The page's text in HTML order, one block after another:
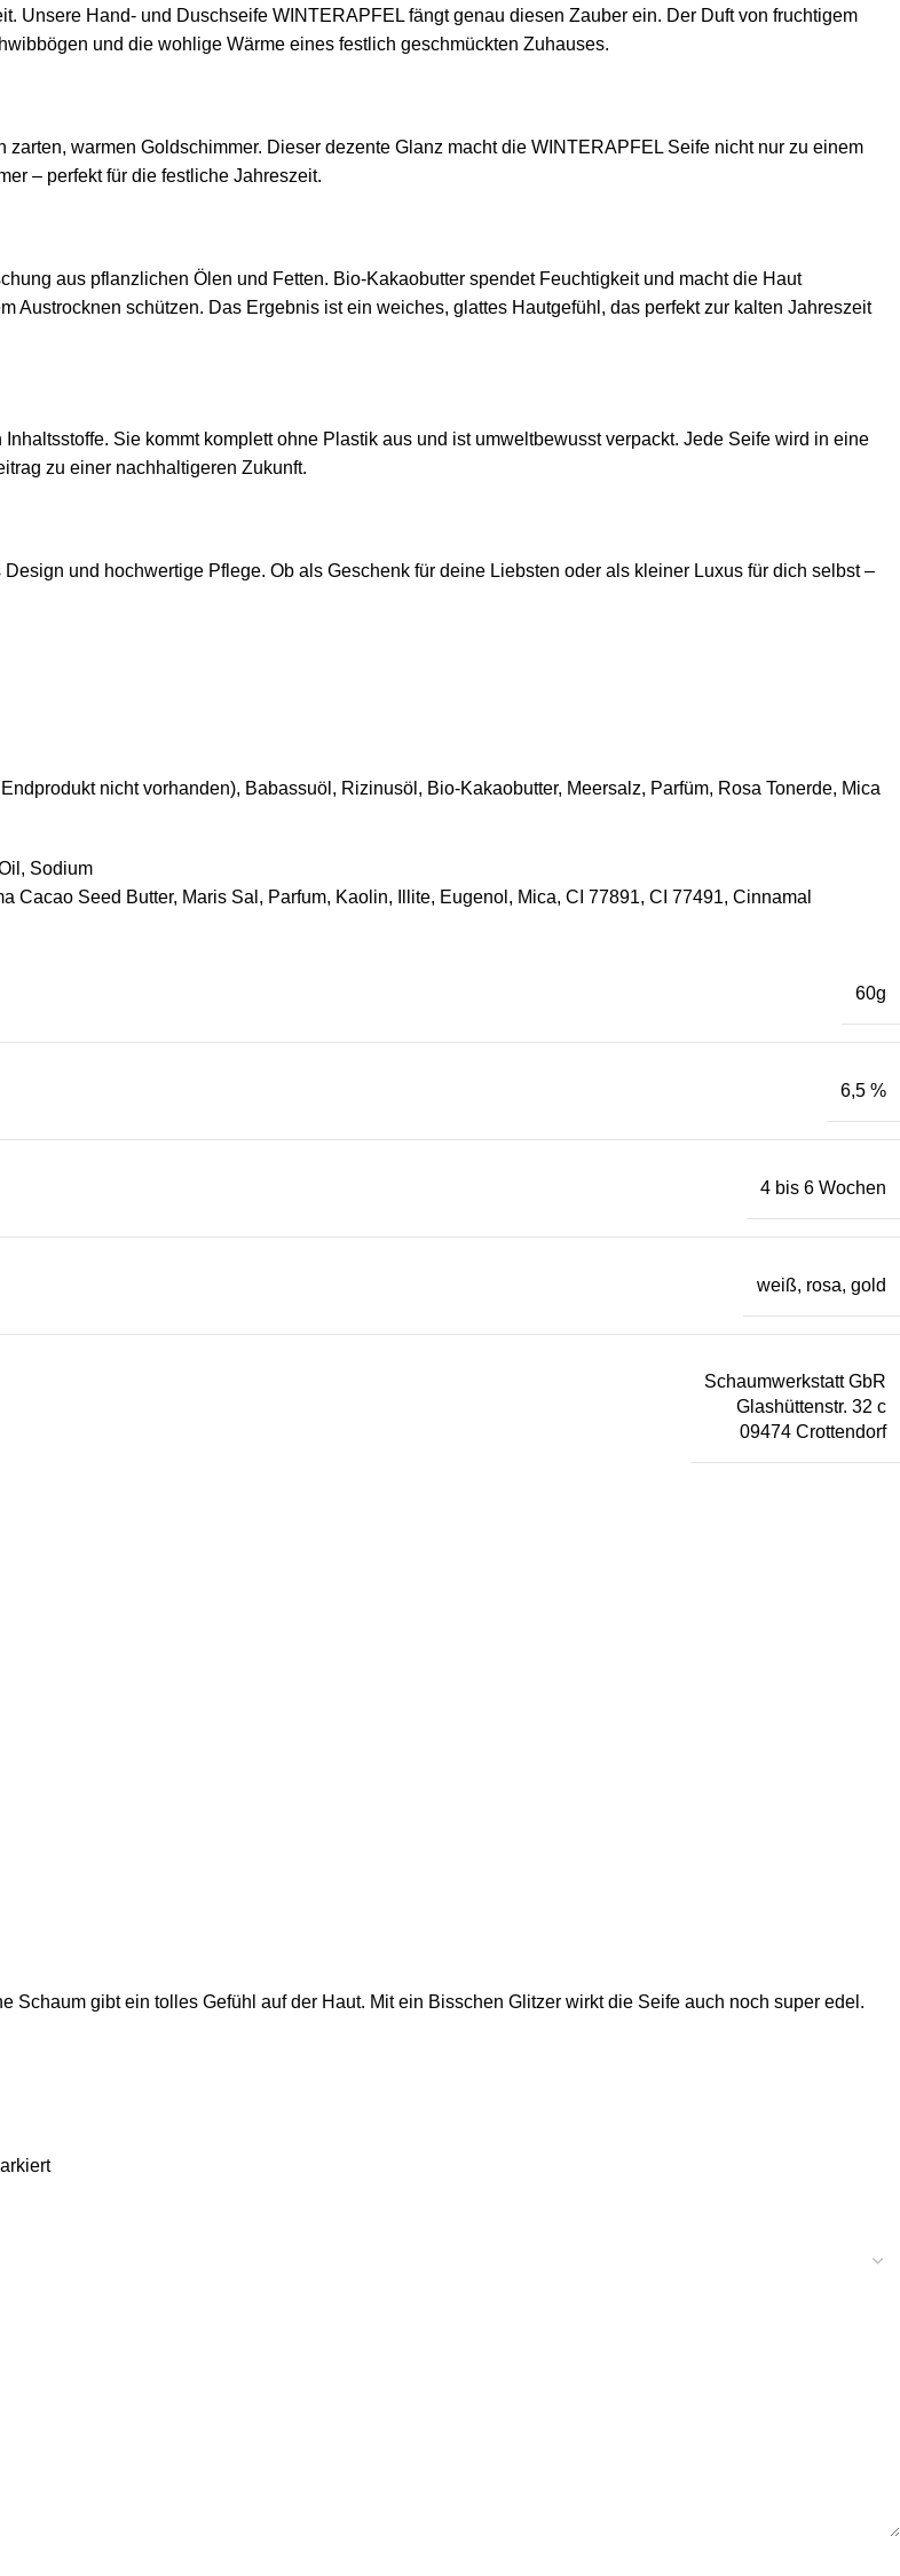
Unsere Hand- und Duschseife WINTERAPFEL fängt genau diesen Zauber ein. Der Duft von fruchtigem
und die wohlige Wärme eines festlich geschmückten Zuhauses.
warmen Goldschimmer. Dieser dezente Glanz macht die WINTERAPFEL Seife nicht nur zu einem
– perfekt für die festliche Jahreszeit.
aus pflanzlichen Ölen und Fetten. Bio-Kakaobutter spendet Feuchtigkeit und macht die Haut
schützen. Das Ergebnis ist ein weiches, glattes Hautgefühl, das perfekt zur kalten Jahreszeit
Sie kommt komplett ohne Plastik aus und ist umweltbewusst verpackt. Jede Seife wird in eine
zu einer nachhaltigeren Zukunft.
und hochwertige Pflege. Ob als Geschenk für deine Liebsten oder als kleiner Luxus für dich selbst –
nicht vorhanden), Babassuöl, Rizinusöl, Bio-Kakaobutter, Meersalz, Parfüm, Rosa Tonerde, Mica
Sodium
Seed Butter, Maris Sal, Parfum, Kaolin, Illite, Eugenol, Mica, CI 77891, CI 77491, Cinnamal
60g
6,5 %
4 bis 6 Wochen
weiß, rosa, gold
Schaumwerkstatt GbR
Glashüttenstr. 32 c
09474 Crottendorf
gibt ein tolles Gefühl auf der Haut. Mit ein Bisschen Glitzer wirkt die Seife auch noch super edel.